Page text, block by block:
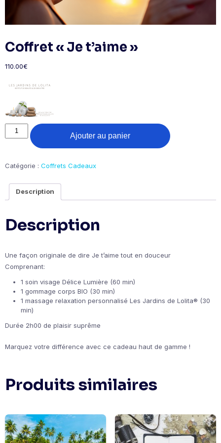
Coffret « Je t’aime »
110.00€
quantité
de
t'aime"
Ajouter au panier
Catégorie : Coffrets Cadeaux
Description
Description
Une façon originale de dire Je t’aime tout en douceur
Comprenant:
1 soin visage Délice Lumière (60 min)
1 gommage corps BIO (30 min)
1 massage relaxation personnalisé Les Jardins de Lolita® (30
min)
Durée 2h00 de plaisir suprême
Marquez votre différence avec ce cadeau haut de gamme !
Produits similaires